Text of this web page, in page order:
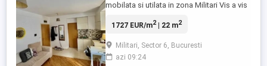
mobilata si utilata in zona Militari Vis a vis
suprafata de 22mp etaj 2 an constructie
1727 EUR/m2| 22 m2
Militari, Sector 6, Bucuresti
azi 09:24